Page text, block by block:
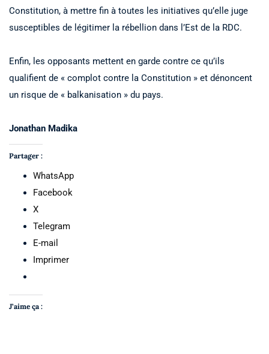
Constitution, à mettre fin à toutes les initiatives qu’elle juge
susceptibles de légitimer la rébellion dans l’Est de la RDC.
Enfin, les opposants mettent en garde contre ce qu’ils
qualifient de « complot contre la Constitution » et dénoncent
un risque de « balkanisation » du pays.
Jonathan Madika
Partager :
WhatsApp
Facebook
X
Telegram
E-mail
Imprimer
J’aime ça :